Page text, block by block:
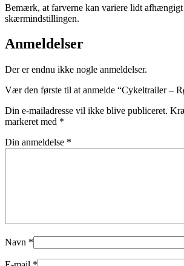
Bemærk, at farverne kan variere lidt
skærmindstillingen.
Anmeldelser
Der er endnu ikke nogle anmeldelser.
Vær den første til at anmelde “Cykeltrailer –
Din e-mailadresse vil ikke blive publiceret.
markeret med *
Din anmeldelse *
Navn *